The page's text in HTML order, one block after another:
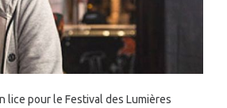
lice pour le Festival des Lumières